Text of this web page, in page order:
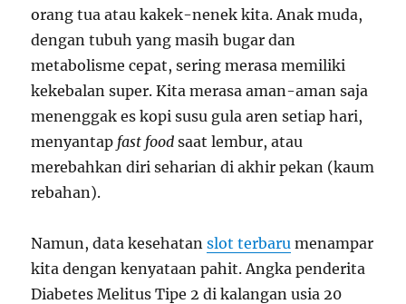
orang tua atau kakek-nenek kita. Anak muda,
dengan tubuh yang masih bugar dan
metabolisme cepat, sering merasa memiliki
kekebalan super. Kita merasa aman-aman saja
menenggak es kopi susu gula aren setiap hari,
menyantap fast food saat lembur, atau
merebahkan diri seharian di akhir pekan (kaum
rebahan).
Namun, data kesehatanslot terbaru menampar
kita dengan kenyataan pahit. Angka penderita
Diabetes Melitus Tipe 2 di kalangan usia 20